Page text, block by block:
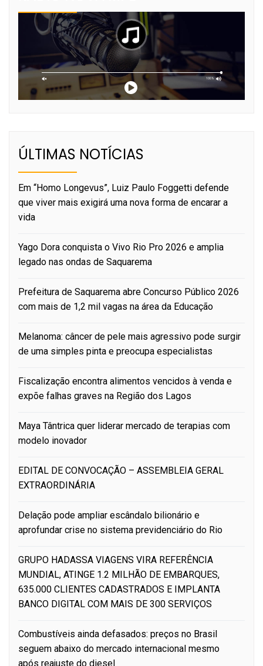
ÚLTIMAS NOTÍCIAS
Em “Homo Longevus”, Luiz Paulo Foggetti defende
que viver mais exigirá uma nova forma de encarar a
vida
Yago Dora conquista o Vivo Rio Pro 2026 e amplia
legado nas ondas de Saquarema
Prefeitura de Saquarema abre Concurso Público 2026
com mais de 1,2 mil vagas na área da Educação
Melanoma: câncer de pele mais agressivo pode surgir
de uma simples pinta e preocupa especialistas
Fiscalização encontra alimentos vencidos à venda e
expõe falhas graves na Região dos Lagos
Maya Tântrica quer liderar mercado de terapias com
modelo inovador
EDITAL DE CONVOCAÇÃO – ASSEMBLEIA GERAL
EXTRAORDINÁRIA
Delação pode ampliar escândalo bilionário e
aprofundar crise no sistema previdenciário do Rio
GRUPO HADASSA VIAGENS VIRA REFERÊNCIA
MUNDIAL, ATINGE 1.2 MILHÃO DE EMBARQUES,
635.000 CLIENTES CADASTRADOS E IMPLANTA
BANCO DIGITAL COM MAIS DE 300 SERVIÇOS
Combustíveis ainda defasados: preços no Brasil
seguem abaixo do mercado internacional mesmo
após reajuste do diesel